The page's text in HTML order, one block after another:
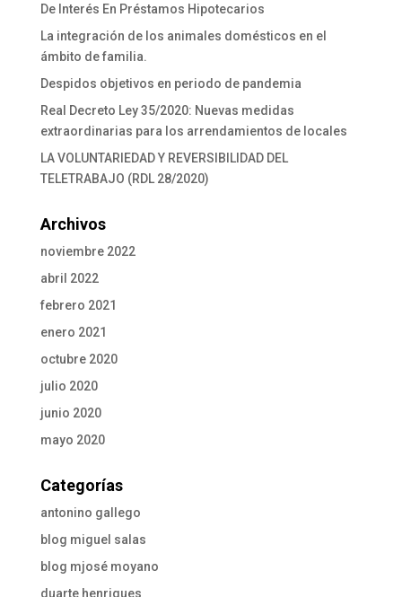
De Interés En Préstamos Hipotecarios
La integración de los animales domésticos en el
ámbito de familia.
Despidos objetivos en periodo de pandemia
Real Decreto Ley 35/2020: Nuevas medidas
extraordinarias para los arrendamientos de locales
LA VOLUNTARIEDAD Y REVERSIBILIDAD DEL
TELETRABAJO (RDL 28/2020)
Archivos
noviembre 2022
abril 2022
febrero 2021
enero 2021
octubre 2020
julio 2020
junio 2020
mayo 2020
Categorías
antonino gallego
blog miguel salas
blog mjosé moyano
duarte henriques